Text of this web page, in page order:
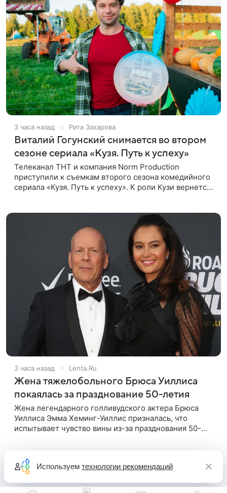
3 часа назад Рита Захарова
Виталий Гогунский снимается во втором
сезоне сериала «Кузя. Путь к успеху»
Телеканал ТНТ и компания Norm Production
приступили к съемкам второго сезона комедийного
сериала «Кузя. Путь к успеху». К роли Кузи вернется
3 часа назад Lenta.Ru
Жена тяжелобольного Брюса Уиллиса
покаялась за празднование 50-летия
Жена легендарного голливудского актера Брюса
Уиллиса Эмма Хеминг-Уиллис призналась, что
испытывает чувство вины из-за празднования 50-
Используем технологии рекомендаций